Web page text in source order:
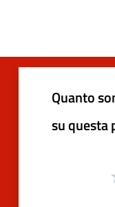
Quanto
su questa